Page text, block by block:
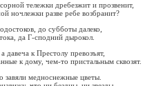
тележки дребезжит и прозвенит,
ночлежки разве ребе возбранит?
до субботы далеко,
да Г-сподний дырокол.
давеча к Престолу превозъят,
к дому, чем-то пристальным сквозят.
завяли медноснежные цветы.